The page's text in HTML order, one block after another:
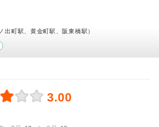
出町駅、黄金町駅、阪東橋駅）
3.00